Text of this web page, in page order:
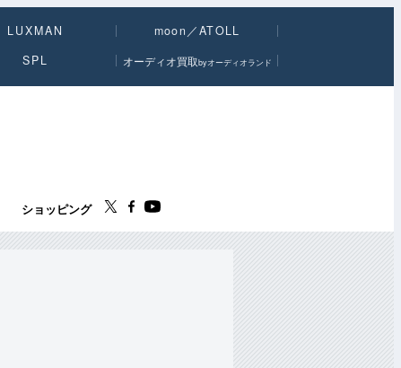
LUXMAN
moon／ATOLL
SPL オーディオ買取byオーディオランド
ショッピング